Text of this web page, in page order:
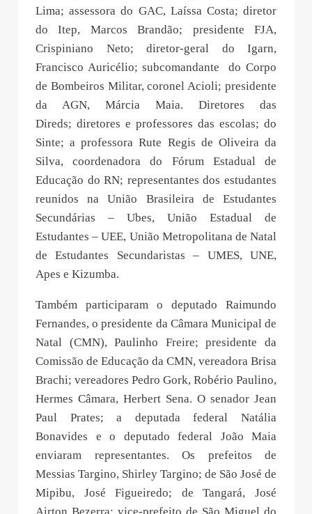
Lima; assessora do GAC, Laíssa Costa; diretor
do Itep, Marcos Brandão; presidente FJA,
Crispiniano Neto; diretor-geral do Igarn,
Francisco Auricélio; subcomandante do Corpo
de Bombeiros Militar, coronel Acioli; presidente
da AGN, Márcia Maia. Diretores das
Direds; diretores e professores das escolas; do
Sinte; a professora Rute Regis de Oliveira da
Silva, coordenadora do Fórum Estadual de
Educação do RN; representantes dos estudantes
reunidos na União Brasileira de Estudantes
Secundárias – Ubes, União Estadual de
Estudantes – UEE, União Metropolitana de Natal
de Estudantes Secundaristas – UMES, UNE,
Apes e Kizumba.
Também participaram o deputado Raimundo
Fernandes, o presidente da Câmara Municipal de
Natal (CMN), Paulinho Freire; presidente da
Comissão de Educação da CMN, vereadora Brisa
Brachi; vereadores Pedro Gork, Robério Paulino,
Hermes Câmara, Herbert Sena. O senador Jean
Paul Prates; a deputada federal Natália
Bonavides e o deputado federal João Maia
enviaram representantes. Os prefeitos de
Messias Targino, Shirley Targino; de São José de
Mipibu, José Figueiredo; de Tangará, José